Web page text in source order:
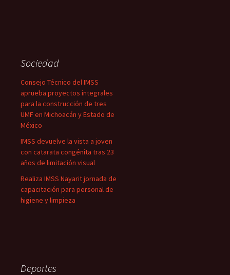
Sociedad
Consejo Técnico del IMSS
aprueba proyectos integrales
para la construcción de tres
UMF en Michoacán y Estado de
México
IMSS devuelve la vista a joven
con catarata congénita tras 23
años de limitación visual
Realiza IMSS Nayarit jornada de
capacitación para personal de
higiene y limpieza
Deportes